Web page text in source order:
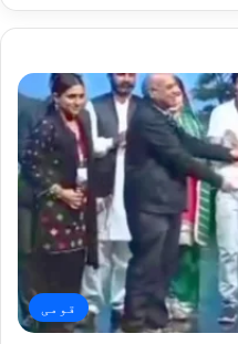
قومی